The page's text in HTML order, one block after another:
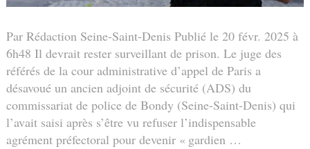
Par Rédaction Seine-Saint-Denis Publié le 20 févr. 2025 à
6h48 Il devrait rester surveillant de prison. Le juge des
référés de la cour administrative d’appel de Paris a
désavoué un ancien adjoint de sécurité (ADS) du
commissariat de police de Bondy (Seine-Saint-Denis) qui
l’avait saisi après s’être vu refuser l’indispensable
agrément préfectoral pour devenir « gardien …